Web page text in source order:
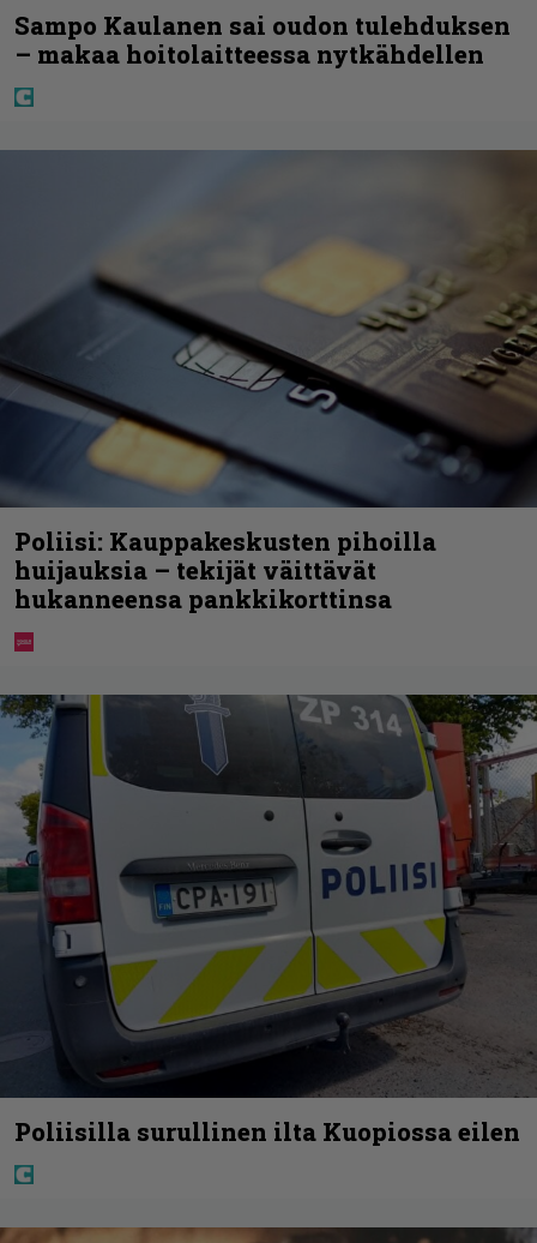
Sampo Kaulanen sai oudon tulehduksen
– makaa hoitolaitteessa nytkähdellen
Poliisi: Kauppakeskusten pihoilla
huijauksia – tekijät väittävät
hukanneensa pankkikorttinsa
Poliisilla surullinen ilta Kuopiossa eilen